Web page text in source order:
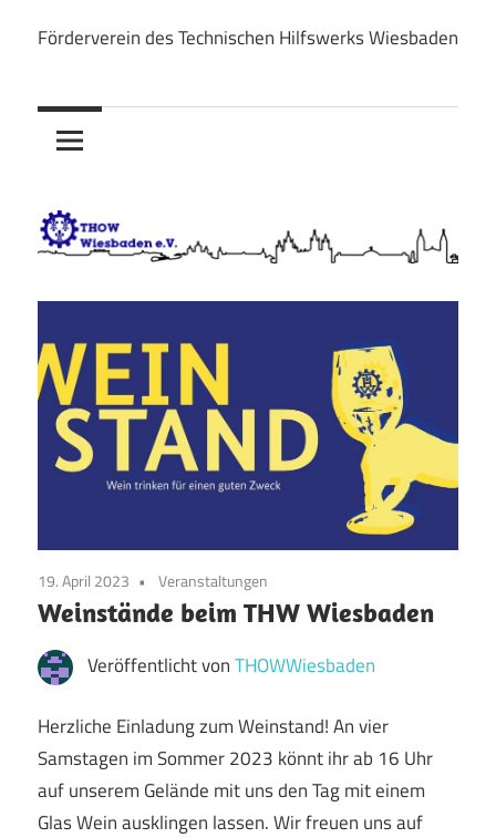
Inhalt
THOW
Wiesbaden
Förderverein des Technischen Hilfswerks Wiesbaden
19. April 2023 Veranstaltungen
Weinstände beim THW Wiesbaden
Veröffentlicht vonTHOWWiesbaden
Herzliche Einladung zum Weinstand! An vier
Samstagen im Sommer 2023 könnt ihr ab 16 Uhr
auf unserem Gelände mit uns den Tag mit einem
Glas Wein ausklingen lassen. Wir freuen uns auf